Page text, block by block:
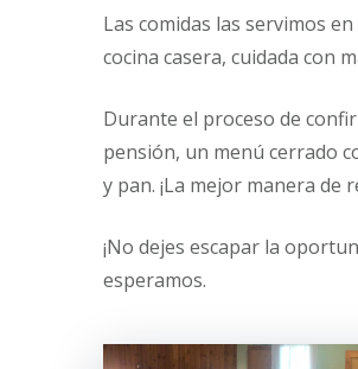
Las comidas las servimos
cocina casera, cuidada con
Durante el proceso de
pensión, un menú cerrado
y pan. ¡La mejor manera de
¡No dejes escapar la
esperamos.